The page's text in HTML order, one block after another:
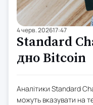
4 черв. 202617:47
Standard
дно Bitcoin
Аналітики Standard
можуть вказувати на